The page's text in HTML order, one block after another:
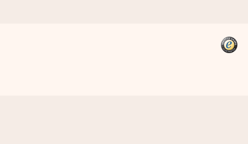
es am meisten